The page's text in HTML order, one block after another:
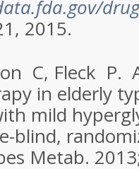
2015.
C, Fleck P.
in elderly
mild
blind,
Metab.